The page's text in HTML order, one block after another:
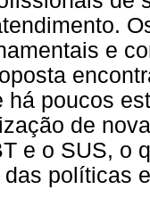
e
há poucos
de
e o SUS, o
das políticas